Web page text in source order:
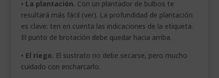
• La plantación. Con un plantador de bulbos te
resultará más fácil (ver). La profundidad de plantación
es clave: ten en cuenta las indicaciones de la etiqueta.
El punto de brotación debe quedar hacia arriba.
• El riego. El sustrato no debe secarse, pero mucho
cuidado con encharcarlo.